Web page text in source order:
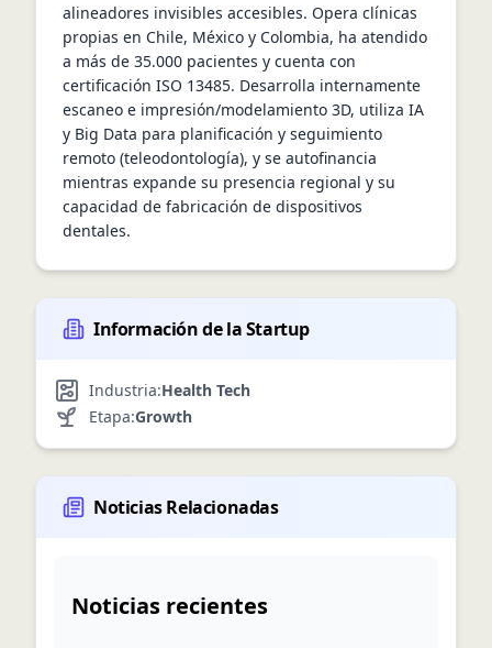
alineadores invisibles accesibles. Opera clínicas
propias en Chile, México y Colombia, ha atendido
a más de 35.000 pacientes y cuenta con
certificación ISO 13485. Desarrolla internamente
escaneo e impresión/modelamiento 3D, utiliza IA
y Big Data para planificación y seguimiento
remoto (teleodontología), y se autofinancia
mientras expande su presencia regional y su
capacidad de fabricación de dispositivos
dentales.
Información de la Startup
Industria:Health Tech
Etapa:Growth
Noticias Relacionadas
Noticias recientes